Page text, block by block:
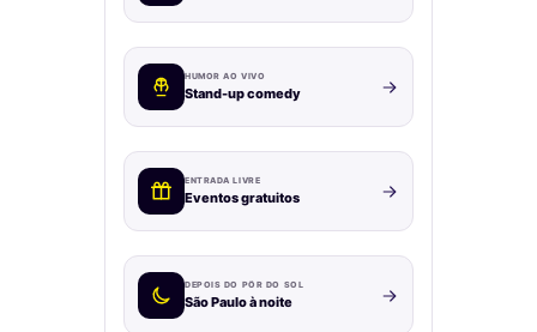
HUMOR AO VIVO
Stand-up comedy
ENTRADA LIVRE
Eventos gratuitos
DEPOIS DO PÔR DO SOL
São Paulo à noite